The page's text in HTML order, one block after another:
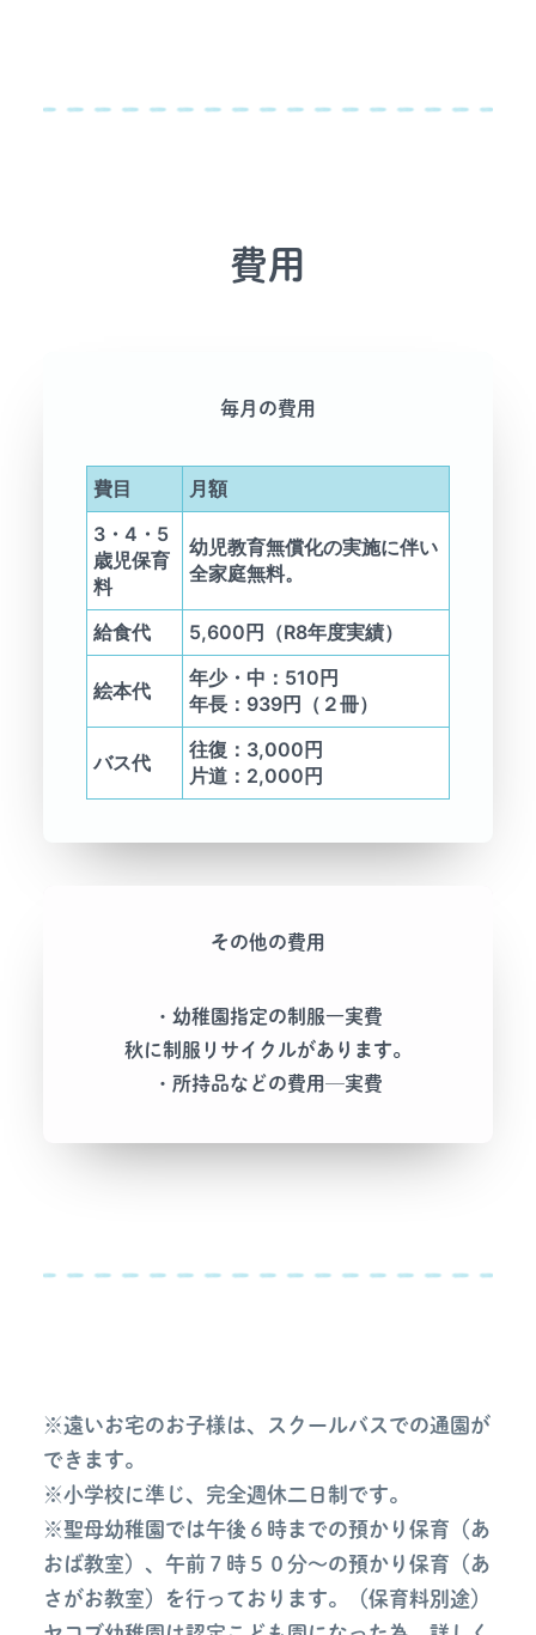
費用
毎月の費用
費目
月額
3・4・5
歳児保育
料
幼児教育無償化の実施に伴い
全家庭無料。
給食代 5,600円（R8年度実績）
絵本代
年少・中：510円
年長：939円（２冊）
バス代
往復：3,000円
片道：2,000円
その他の費用
・幼稚園指定の制服―実費
秋に制服リサイクルがあります。
・所持品などの費用─実費
※遠いお宅のお子様は、スクールバスでの通園が
できます。
※小学校に準じ、完全週休二日制です。
※聖母幼稚園では午後６時までの預かり保育（あ
おば教室）、午前７時５０分～の預かり保育（あ
さがお教室）を行っております。（保育料別途）